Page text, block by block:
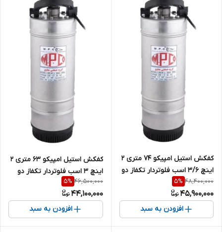
کفکش استیل امپیکو 74 متری 2
اینچ 3/6 اسب فلوتردار تکفاز دو
جداره MPCO-S.99.74-6
48,400,000
5%
45,900,000
افزودن به سبد
کفکش استیل امپیکو 63 متری 2
اینچ 3 اسب فلوتردار تکفاز دو
جداره MPCO-S.99.63-6
46,500,000
5%
44,100,000
افزودن به سبد